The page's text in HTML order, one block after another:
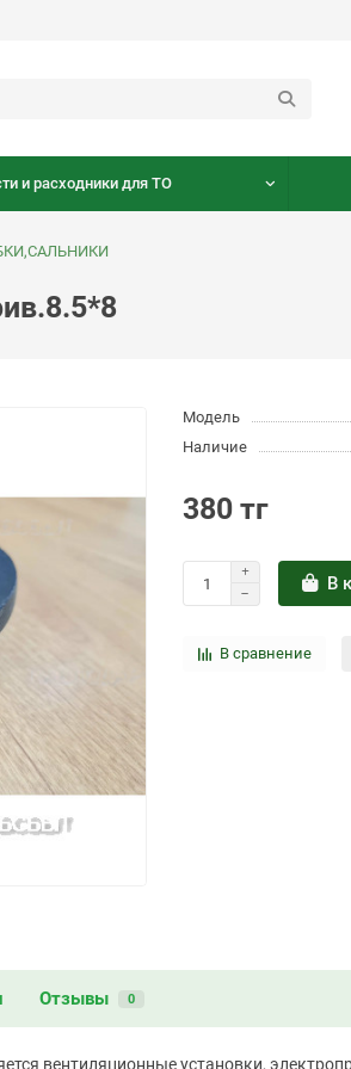
и расходники для ТО
Модель
Наличие
380 тг
В
В сравнение
Отзывы 0
вентиляционные установки,